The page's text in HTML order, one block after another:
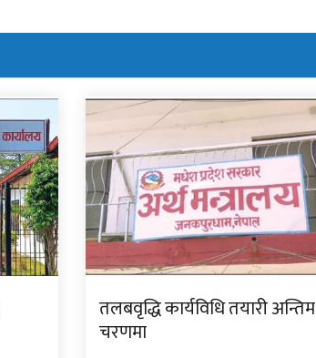
तलबवृद्धि कार्यविधि तयारी अन्तिम
चरणमा